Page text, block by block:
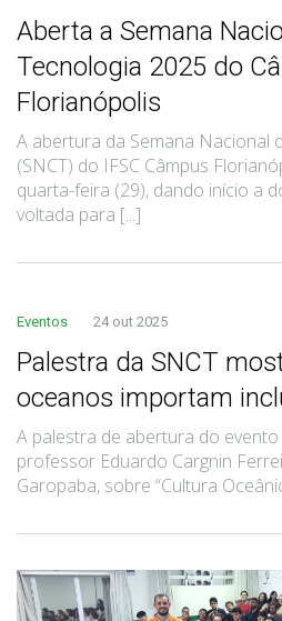
Aberta a Semana
Tecnologia 2025 do
Florianópolis
A abertura da Semana Nacional
(SNCT) do IFSC Câmpus
quarta-feira (29), dando início a
voltada para [...]
Eventos 24 out 2025
Palestra da SNCT
oceanos importam
A palestra de abertura do
professor Eduardo Cargnin
Garopaba, sobre “Cultura